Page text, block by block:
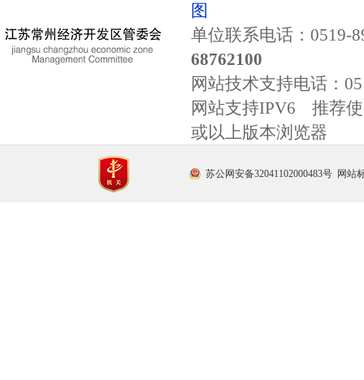
图
单位联系电话：0519-
68762100
网站技术支持电话：
网站支持IPV6 推荐使
或以上版本浏览器
苏公网安备32041102000483号 网站